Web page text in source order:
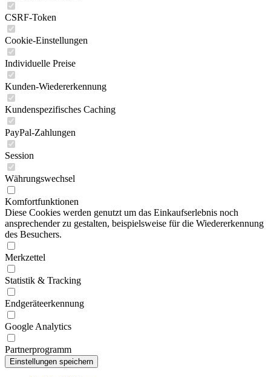
CSRF-Token
Cookie-Einstellungen
Individuelle Preise
Kunden-Wiedererkennung
Kundenspezifisches Caching
PayPal-Zahlungen
Session
Währungswechsel
Komfortfunktionen
Diese Cookies werden genutzt um das Einkaufserlebnis noch
ansprechender zu gestalten, beispielsweise für die Wiedererkennung
des Besuchers.
Merkzettel
Statistik & Tracking
Endgeräteerkennung
Google Analytics
Partnerprogramm